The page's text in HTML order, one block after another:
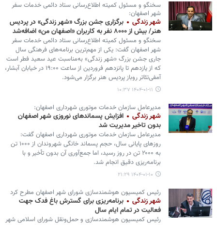
سخنگو و مسئول کمیته اطلاع‌رسانی ستاد دائمی خدمات سفر
شهر اصفهان:
شهر زندگی
برگزاری جشن بزرگ «شهر زندگی» در پردیس
هنر/ بیش از ۸۰۰۰ نفر به کاربران «اصفهان من» اضافه‌شد
سخنگو و مسئول کمیته اطلاع‌رسانی ستاد دائمی خدمات سفر
شهر اصفهان گفت: یکی از مهم‌ترین برنامه‌های فرهنگی سال
جاری جشن بزرگ «شهر زندگی» به‌مناسبت عید سعید فطر است
که از یازدهم تا پانزدهم فروردین از ساعت ۱۹:۰۰ در خیابان آبشار،
آمفی‌تئاتر روباز پردیس هنر برگزار می‌شود.
۱۴۰۴-۰۱-۱۱ ۱۰:۳۷
مدیرعامل سازمان خدمات موتوری شهرداری اصفهان:
شهر زندگی
افزایش پسماندهای نوروزی شهر اصفهان
بدون تاخیر مدیریت شد
مدیرعامل سازمان خدمات موتوری شهرداری اصفهان گفت:
روزهای پایانی سال، حجم پسماند خانگی شهروندان از ۱۰۰۰ تن
به ۲۰۰۰ تن در روز رسید، اما جمع‌آوری آن بدون تأخیر و با
برنامه‌ریزی دقیق انجام شد.
۱۴۰۴-۰۱-۱۰ ۲۱:۲۹
رئیس کمیسیون هوشمندسازی شورای شهر اصفهان مطرح کرد
شهر زندگی
برنامه‌ریزی برای گسترش باغ فدک جهت
فعالیت در تمام ایام سال
رئیس کمیسیون هوشمندسازی و حمل‌ونقل شورای اسلامی شهر